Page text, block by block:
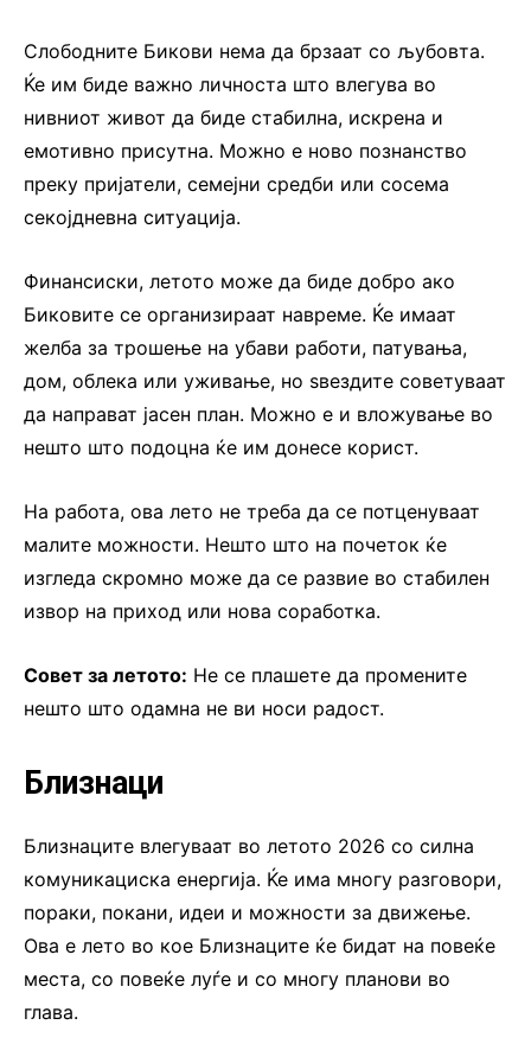
Слободните Бикови нема да брзаат со љубовта.
Ќе им биде важно личноста што влегува во
нивниот живот да биде стабилна, искрена и
емотивно присутна. Можно е ново познанство
преку пријатели, семејни средби или сосема
секојдневна ситуација.
Финансиски, летото може да биде добро ако
Биковите се организираат навреме. Ќе имаат
желба за трошење на убави работи, патувања,
дом, облека или уживање, но ѕвездите советуваат
да направат јасен план. Можно е и вложување во
нешто што подоцна ќе им донесе корист.
На работа, ова лето не треба да се потценуваат
малите можности. Нешто што на почеток ќе
изгледа скромно може да се развие во стабилен
извор на приход или нова соработка.
Совет за летото: Не се плашете да промените
нешто што одамна не ви носи радост.
Близнаци
Близнаците влегуваат во летото 2026 со силна
комуникациска енергија. Ќе има многу разговори,
пораки, покани, идеи и можности за движење.
Ова е лето во кое Близнаците ќе бидат на повеќе
места, со повеќе луѓе и со многу планови во
глава.